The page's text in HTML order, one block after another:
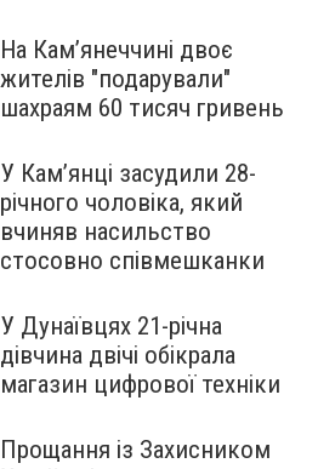
На Камʼянеччині двоє
жителів "подарували"
шахраям 60 тисяч гривень
У Камʼянці засудили 28-
річного чоловіка, який
вчиняв насильство
стосовно співмешканки
У Дунаївцях 21-річна
дівчина двічі обікрала
магазин цифрової техніки
Прощання із Захисником